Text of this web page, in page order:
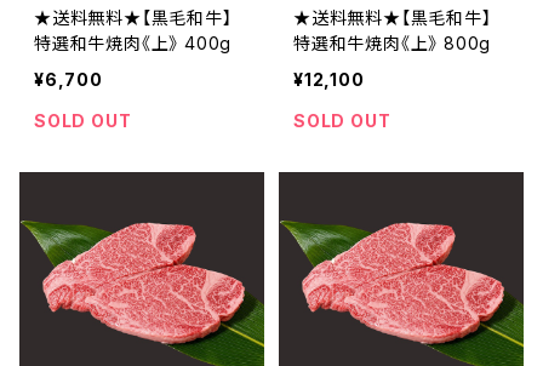
★送料無料★【黒毛和牛】
特選和牛焼肉《上》 400g
¥6,700
SOLD OUT
★送料無料★【黒毛和牛】
特選和牛焼肉《上》 800g
¥12,100
SOLD OUT